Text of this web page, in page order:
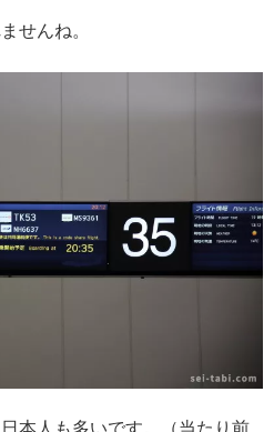
せんね。